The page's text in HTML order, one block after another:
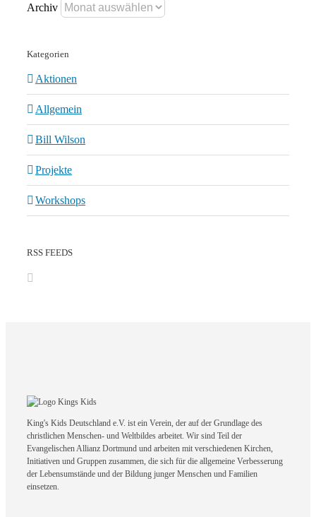
Archiv
Kategorien
Aktionen
Allgemein
Bill Wilson
Projekte
Workshops
RSS FEEDS
King's Kids Deutschland e.V. ist ein Verein, der auf der Grundlage des
christlichen Menschen- und Weltbildes arbeitet. Wir sind Teil der
Evangelischen Allianz Dortmund und arbeiten mit verschiedenen Kirchen,
Initiativen und Gruppen zusammen, die sich für die allgemeine Verbesserung
der Lebensumstände und der Bildung junger Menschen und Familien
einsetzen.